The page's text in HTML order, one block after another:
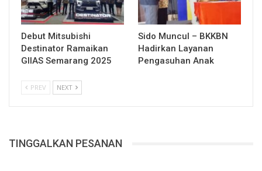
Debut Mitsubishi
Destinator Ramaikan
GIIAS Semarang 2025
Sido Muncul – BKKBN
Hadirkan Layanan
Pengasuhan Anak
PREV NEXT
TINGGALKAN PESANAN